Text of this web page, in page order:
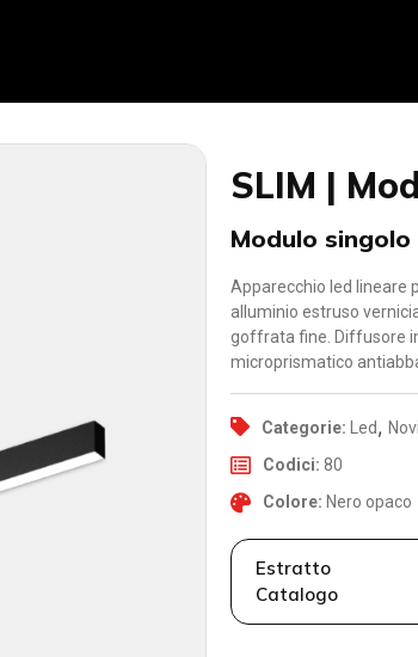
SLIM |
Modulo
Apparecchio led lineare
alluminio estruso
goffrata fine. Diffusore
microprismatico
Categorie: Led,
Codici: 80
Colore: Nero opaco
Estratto
Catalogo